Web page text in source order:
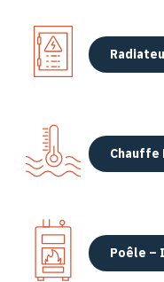
Chauffe
Poêle –